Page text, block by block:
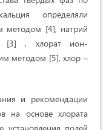
определяли
методом [4], натрий
[3] , хлорат ион-
методом [5], хлор –
и рекомендации
на основе хлората